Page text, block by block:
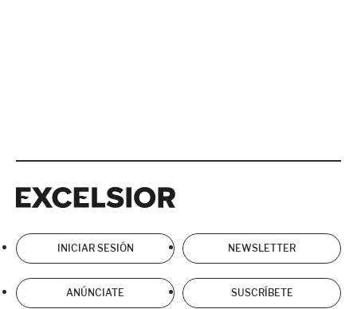
INICIAR SESIÓN NEWSLETTER
ANÚNCIATE SUSCRÍBETE